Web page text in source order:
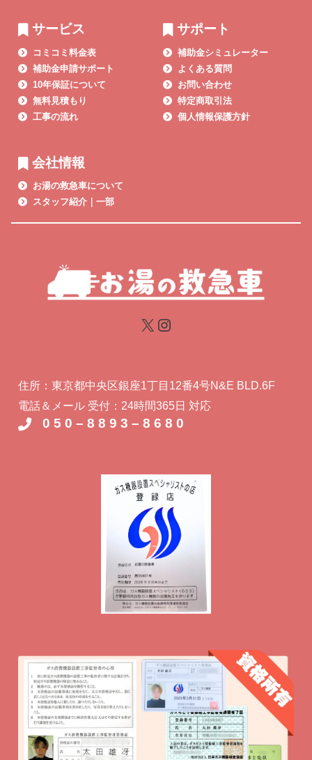
サービス
コミコミ料金表
補助金申請サポート
10年保証について
無料見積もり
工事の流れ
サポート
補助金シミュレーター
よくある質問
お問い合わせ
特定商取引法
個人情報保護方針
会社情報
お湯の救急車について
スタッフ紹介｜一部
住所：東京都中央区銀座1丁目12番4号N&E BLD.6F
電話＆メール 受付：24時間365日 対応
0 5 0 – 8 8 9 3 – 8 6 8 0